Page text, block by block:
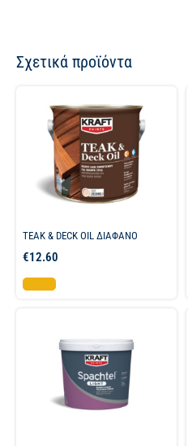
Σχετικά προϊόντα
TEAK & DECK OIL ΔΙΑΦΑΝΟ
€12.60
Επιλογή